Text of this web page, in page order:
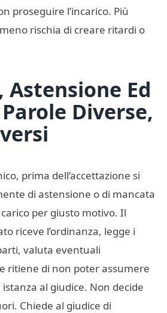
proseguire l’incarico. Più
rischia di creare ritardi o
Astensione Ed
Diverse,
prima dell’accettazione si
di astensione o di mancata
per giusto motivo. Il
riceve l’ordinanza, legge i
valuta eventuali
ritiene di non poter assumere
istanza al giudice. Non decide
Chiede al giudice di